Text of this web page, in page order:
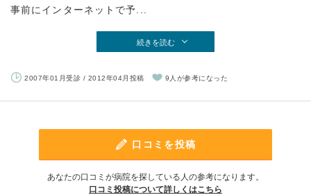
事前にインターネットで予...
続きを読む
2007年01月受診 / 2012年04月投稿 9人が参考になった
口コミを投稿
あなたの口コミが病院を探している人の参考になります。
口コミ投稿について詳しくはこちら